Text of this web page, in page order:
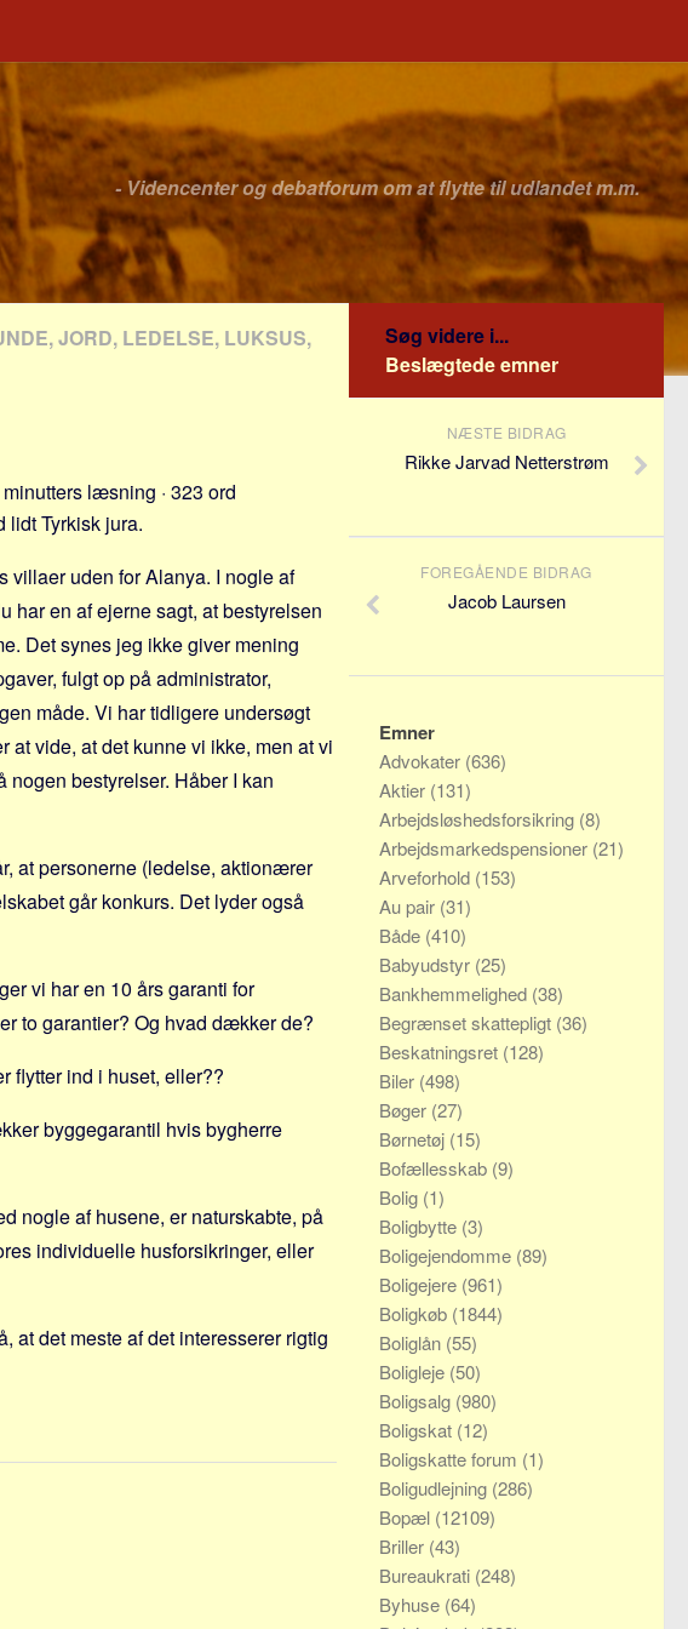
- Videncenter og debatforum om at flytte til udlandet m.m.
JORD, LEDELSE, LUKSUS,
minutters læsning · 323 ord
Tyrkisk jura.
villaer uden for Alanya. I nogle af
har en af ejerne sagt, at bestyrelsen
Det synes jeg ikke giver mening
fulgt op på administrator,
måde. Vi har tidligere undersøgt
at vide, at det kunne vi ikke, men at vi
nogen bestyrelser. Håber I kan
at personerne (ledelse, aktionærer
går konkurs. Det lyder også
vi har en 10 års garanti for
to garantier? Og hvad dækker de?
flytter ind i huset, eller??
byggegarantil hvis bygherre
nogle af husene, er naturskabte, på
individuelle husforsikringer, eller
at det meste af det interesserer rigtig
Søg videre i...
Beslægtede emner
NÆSTE BIDRAG
Rikke Jarvad Netterstrøm
FOREGÅENDE BIDRAG
Jacob Laursen
Emner
Advokater (636)
Aktier (131)
Arbejdsløshedsforsikring (8)
Arbejdsmarkedspensioner (21)
Arveforhold (153)
Au pair (31)
Både (410)
Babyudstyr (25)
Bankhemmelighed (38)
Begrænset skattepligt (36)
Beskatningsret (128)
Biler (498)
Bøger (27)
Børnetøj (15)
Bofællesskab (9)
Bolig (1)
Boligbytte (3)
Boligejendomme (89)
Boligejere (961)
Boligkøb (1844)
Boliglån (55)
Boligleje (50)
Boligsalg (980)
Boligskat (12)
Boligskatte forum (1)
Boligudlejning (286)
Bopæl (12109)
Briller (43)
Bureaukrati (248)
Byhuse (64)